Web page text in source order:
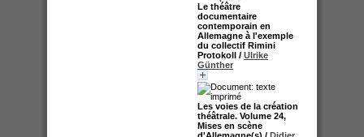
Le théâtre
documentaire
contemporain en
Allemagne à l'exemple
du collectif Rimini
Protokoll / Ulrike
Günther
Les voies de la création
théâtrale. Volume 24,
Mises en scène